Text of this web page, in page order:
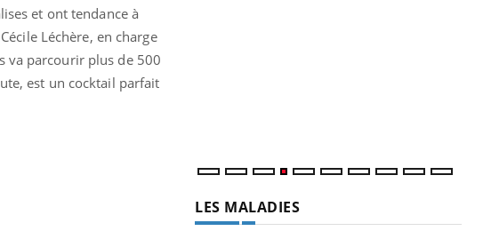
et ont tendance à
Cécile Léchère, en charge
va parcourir plus de 500
est un cocktail parfait
LES MALADIES